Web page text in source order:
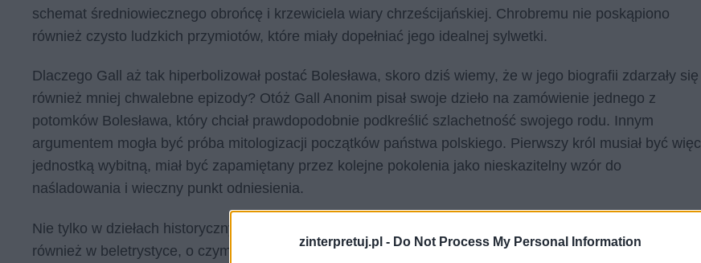
zinterpretuj.pl - Do Not Process My Personal Information
schemat średniowiecznego obrońcę i krzewiciela wiary chrześcijańskiej. Chrobremu nie poskąpiono
również czysto ludzkich przymiotów, które miały dopełniać jego idealnej sylwetki.
Dlaczego Gall aż tak hiperbolizował postać Bolesława, skoro dziś wiemy, że w jego biografii zdarzały się
również mniej chwalebne epizody? Otóż Gall Anonim pisał swoje dzieło na zamówienie jednego z
potomków Bolesława, który chciał prawdopodobnie podkreślić szlachetność swojego rodu. Innym
argumentem mogła być próba mitologizacji początków państwa polskiego. Pierwszy król musiał być więc
jednostką wybitną, miał być zapamiętany przez kolejne pokolenia jako nieskazitelny wzór do
naśladowania i wieczny punkt odniesienia.
Nie tylko w dziełach historycznych mamy do czynienia z tego rodzaju idealizacjami. Zdarzają się one
również w beletrystyce, o czym świadczy wiele powieści historycznych Henryka Sienkiewicza. W